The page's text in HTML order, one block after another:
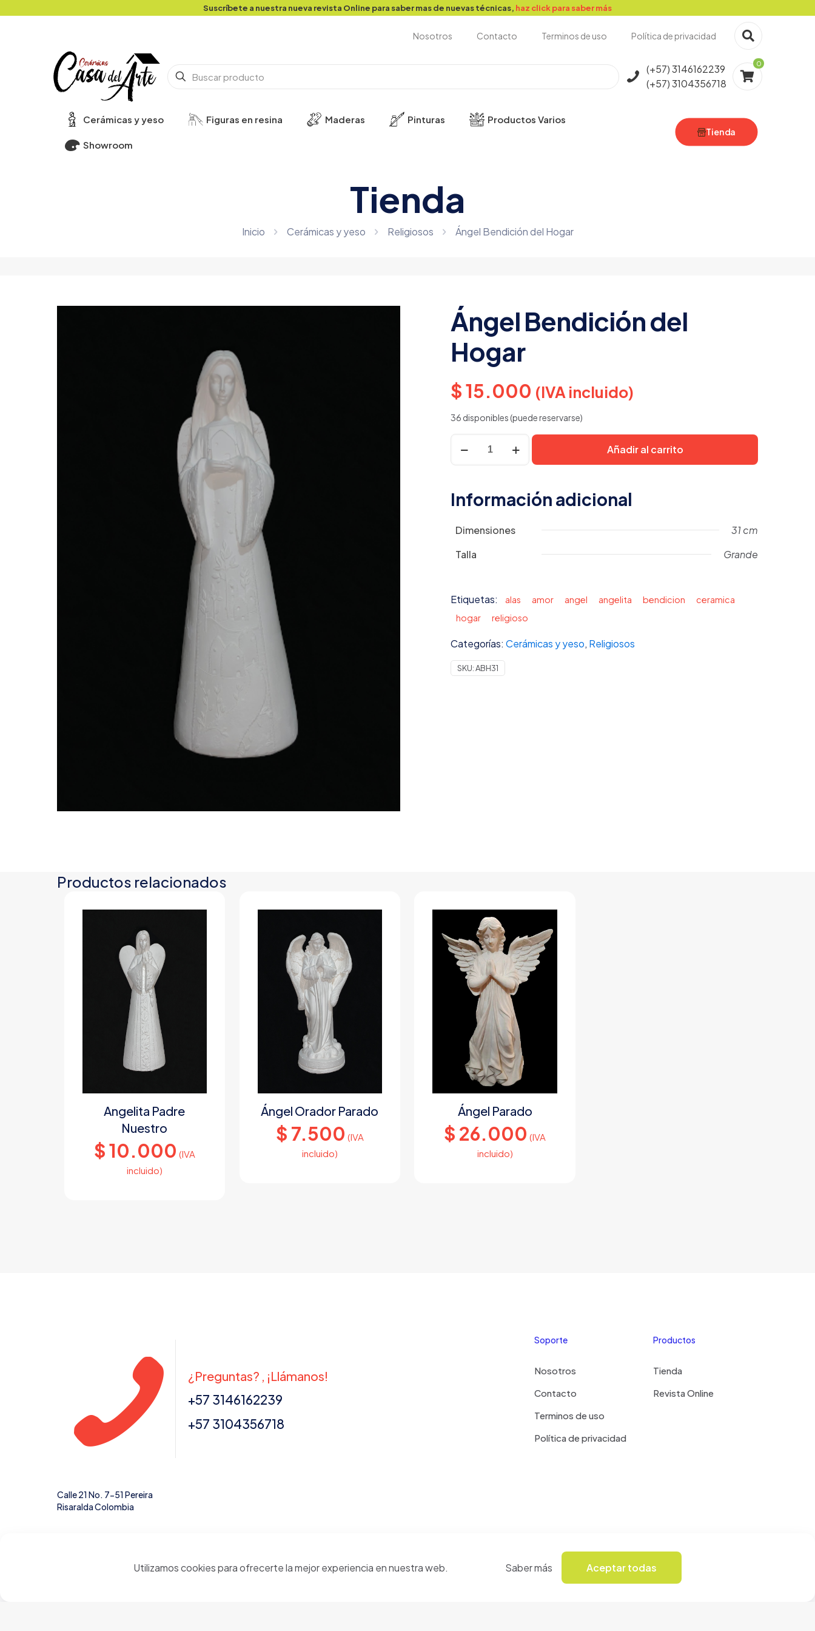
Suscríbete a nuestra nueva revista Online para saber mas de nuevas técnicas, haz click para saber más
Nosotros Contacto Terminos de uso Política de privacidad
(+57) 3146162239
(+57) 3104356718
0
Cerámicas y yeso Figuras en resina Maderas Pinturas Productos Varios
Showroom
Tienda
Tienda
Inicio Cerámicas y yeso Religiosos Ángel Bendición del Hogar
Ángel Bendición del
Hogar
$15.000 (IVA incluido)
36 disponibles (puede reservarse)
Ángel
Bendición
del
cantidad
Añadir al carrito
Información adicional
Dimensiones
31 cm
Talla
Grande
Etiquetas: alas amor angel angelita bendicion
ceramica
hogar
religioso
Categorías: Cerámicas y yeso, Religiosos
SKU:ABH31
Productos relacionados
Angelita Padre
Nuestro
$10.000 (IVA
incluido)
Ángel Orador Parado
$ 7.500 (IVA
incluido)
Ángel Parado
$ 26.000 (IVA
incluido)
¿Preguntas? , ¡Llámanos!
+57 3146162239
+57 3104356718
Calle 21 No. 7-51 Pereira
Risaralda Colombia
Soporte
Nosotros
Contacto
Terminos de uso
Política de privacidad
Productos
Tienda
Revista Online
Utilizamos cookies para ofrecerte la mejor experiencia en nuestra web. Saber más Aceptar todas